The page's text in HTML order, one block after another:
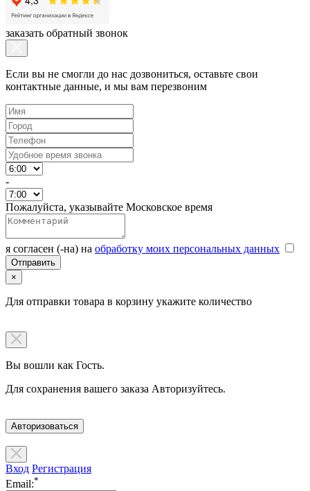
заказать обратный звонок
Если вы не смогли до нас дозвониться, оставьте свои
контактные данные, и мы вам перезвоним
-
Пожалуйста, указывайте Московское время
я согласен (-на) на обработку моих персональных данных
×
Для отправки товара в корзину укажите количество
Вы вошли как Гость.
Для сохранения вашего заказа Авторизуйтесь.
Авторизоваться
Вход Регистрация
Email:*